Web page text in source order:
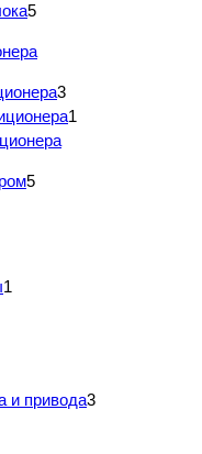
5
3
1
5
1
и привода3